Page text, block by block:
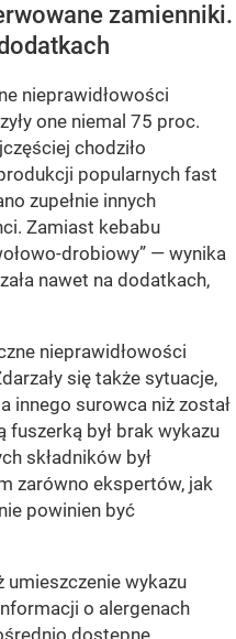
zamienniki.
nieprawidłowości
one niemal 75 proc.
chodziło
popularnych fast
zupełnie innych
Zamiast kebabu
drobiowy” — wynika
nawet na dodatkach,
nieprawidłowości
się także sytuacje,
innego surowca niż został
był brak wykazu
składników był
zarówno ekspertów, jak
powinien być
umieszczenie wykazu
o alergenach
dostępne